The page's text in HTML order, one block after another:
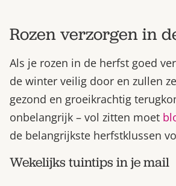
Rozen verzorgen in
Als je rozen in de herfst goed
de winter veilig door en zullen
gezond en groeikrachtig
onbelangrijk – vol zitten moet
de belangrijkste herfstklussen
Wekelijks tuintips in je mail